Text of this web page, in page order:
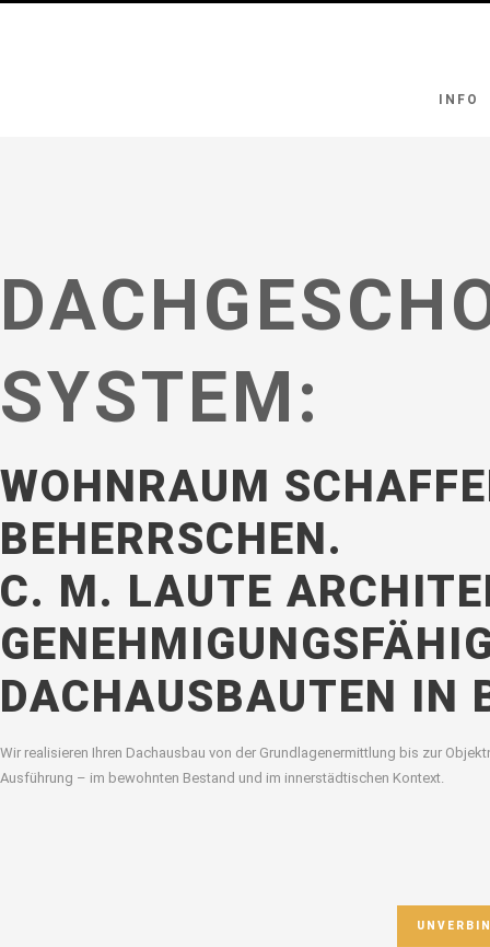
INFO
SYSTEM:
WOHNRAUM
BEHERRSCHEN.
C. M. LAUTE
DACHAUSBAUTEN IN
Wir realisieren Ihren Dachausbau von der Grundlagenermittlung bis zur
Ausführung – im bewohnten Bestand und im innerstädtischen Kontext.